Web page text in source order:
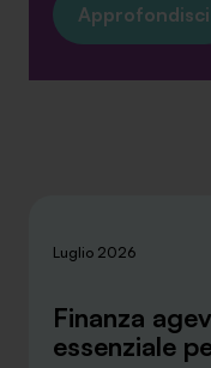
Approfondisci
Luglio 2026
Finanza
essenziale